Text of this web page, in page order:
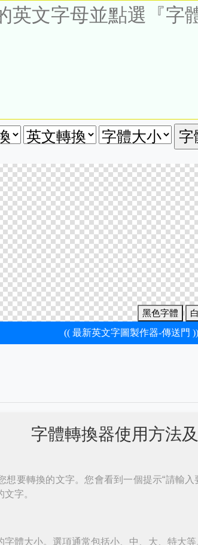
黑色字體
(( 最新英文字圖製作器-傳送門 ))
字體轉換器使用方法
想要轉換的文字。您會看到一個提示“請輸
字。
體大小。選項通常包括小、中、大、特大等